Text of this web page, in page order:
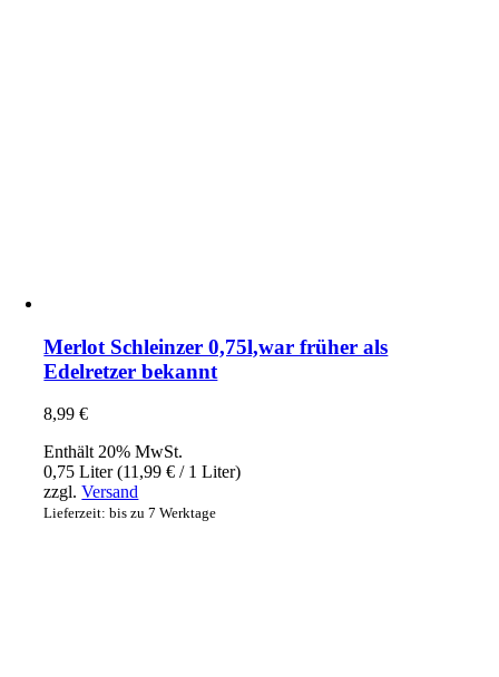
Merlot Schleinzer 0,75l,war früher als
Edelretzer bekannt
8,99€
Enthält 20% MwSt.
0,75 Liter (11,99€ / 1 Liter)
zzgl.Versand
Lieferzeit: bis zu 7 Werktage